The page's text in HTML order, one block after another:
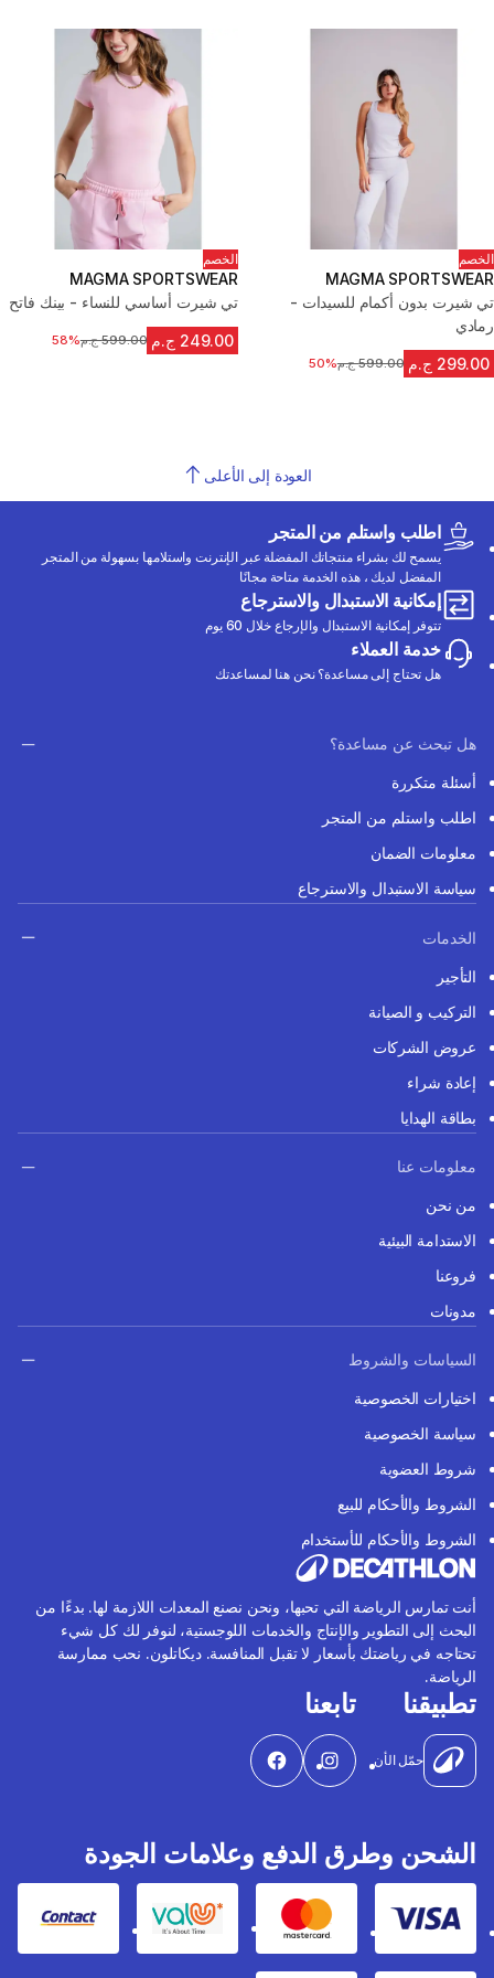
الخصم
MAGMA SPORTSWEAR
تي شيرت بدون أكمام للسيدات -
رمادي
299.00 ج.م السعر قبل التخفيض
599.00 ج.م 50%
الخصم
MAGMA SPORTSWEAR
تي شيرت أساسي للنساء - بينك فاتح
249.00 ج.م السعر قبل التخفيض
599.00 ج.م 58%
العودة إلى الأعلى
اطلب واستلم من المتجر
يسمح لك بشراء منتجاتك المفضلة عبر الإنترنت واستلامها بسهولة من المتجر
المفضل لديك ، هذه الخدمة متاحة مجانًا
إمكانية الاستبدال والاسترجاع
تتوفر إمكانية الاستبدال والإرجاع خلال 60 يوم
خدمة العملاء
هل تحتاج إلى مساعدة؟ نحن هنا لمساعدتك
هل تبحث عن مساعدة؟
أسئلة متكررة
اطلب واستلم من المتجر
معلومات الضمان
سياسة الاستبدال والاسترجاع
الخدمات
التأجير
التركيب و الصيانة
عروض الشركات
إعادة شراء
بطاقة الهدايا
معلومات عنا
من نحن
الاستدامة البيئية
فروعنا
مدونات
السياسات والشروط
اختيارات الخصوصية
سياسة الخصوصية
شروط العضوية
الشروط والأحكام للبيع
الشروط والأحكام للأستخدام
أنت تمارس الرياضة التي تحبها، ونحن نصنع المعدات اللازمة لها. بدءًا من
البحث إلى التطوير والإنتاج والخدمات اللوجستية، لنوفر لك كل شيء
تحتاجه في رياضتك بأسعار لا تقبل المنافسة. ديكاتلون. نحب ممارسة
الرياضة.
تطبيقنا
حمّل الأن
تابعنا
الشحن وطرق الدفع وعلامات الجودة
Visa
Mastercard
Valu
Contact